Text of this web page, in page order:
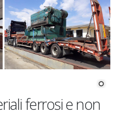
ferrosi e non